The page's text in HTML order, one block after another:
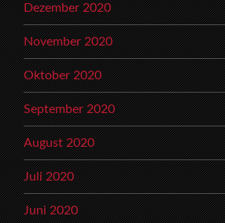
Dezember 2020
November 2020
Oktober 2020
September 2020
August 2020
Juli 2020
Juni 2020